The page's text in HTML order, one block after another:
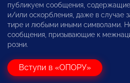
публикуем сообщения,
и/или оскорбления, даже в случае
тире и любыми иными символами.
сообщения, призывающие к
розни.
Вступи в «ОПОРУ»